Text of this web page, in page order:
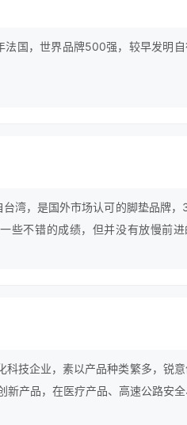
国，世界品牌500强，较早发明
湾，是国外市场认可的脚垫品牌，
些不错的成绩，但并没有放慢前进
技企业，素以产品种类繁多，锐
产品，在医疗产品、高速公路安全